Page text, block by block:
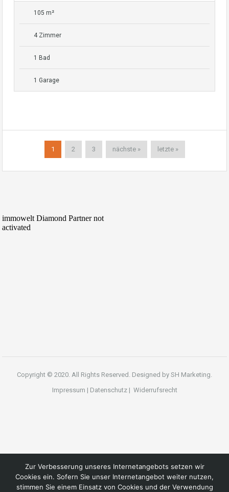
105 m²
4 Zimmer
1 Bad
1 Garage
1 2 3 nächste » letzte »
Copyright © 2020. All Rights Reserved. Designed by SH Marketing.
Impressum | Datenschutz| Widerrufsrecht
Zur Verbesserung unseres Internetangebots setzen wir
Cookies ein. Sofern Sie unser Internetangebot weiter nutzen,
stimmen Sie einem Einsatz von Cookies und der Verwendung